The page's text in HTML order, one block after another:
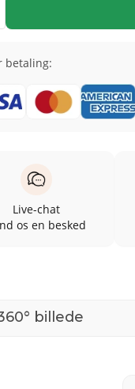
betaling:
Live-chat
os en besked
billede